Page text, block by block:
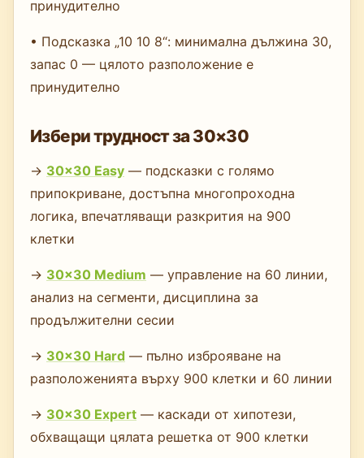
принудително
• Подсказка „10 10 8“: минимална дължина 30,
запас 0 — цялото разположение е
принудително
Избери трудност за 30×30
→ 30×30 Easy — подсказки с голямо
припокриване, достъпна многопроходна
логика, впечатляващи разкрития на 900
клетки
→ 30×30 Medium — управление на 60 линии,
анализ на сегменти, дисциплина за
продължителни сесии
→ 30×30 Hard — пълно изброяване на
разположенията върху 900 клетки и 60 линии
→ 30×30 Expert — каскади от хипотези,
обхващащи цялата решетка от 900 клетки